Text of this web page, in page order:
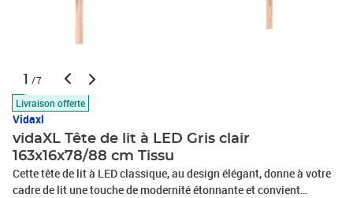
1 /7
Livraison offerte
Vidaxl
vidaXL Tête de lit à LED Gris clair
163x16x78/88 cm Tissu
Cette tête de lit à LED classique, au design élégant, donne à votre
cadre de lit une touche de modernité étonnante et convient